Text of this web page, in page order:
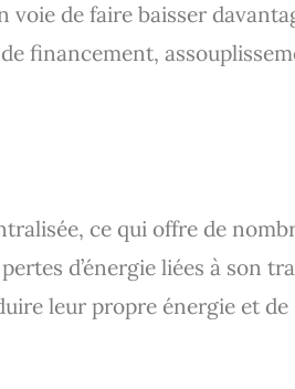
voie de faire baisser
financement,
ce qui offre de
d’énergie liées à son
leur propre énergie et de